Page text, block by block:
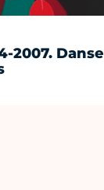
2007. Danse